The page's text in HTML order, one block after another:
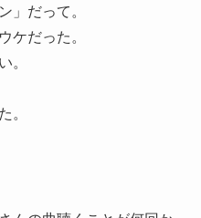
」だって。
ケだった。
。
。